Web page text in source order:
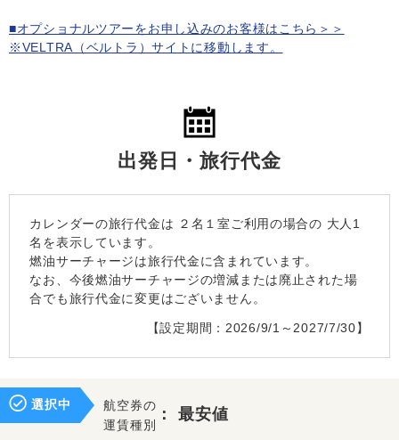
■オプショナルツアーをお申し込みのお客様はこちら＞＞
※VELTRA（ベルトラ）サイトに移動します。
出発日・旅行代金
カレンダーの旅行代金は ２名１室ご利用の場合の 大人1
名を表示しています。
燃油サーチャージは旅行代金に含まれています。
なお、今後燃油サーチャージの増減または廃止された場
合でも旅行代金に変更はございません。
【設定期間：2026/9/1～2027/7/30】
選択中
航空券の
運賃種別
：最安値